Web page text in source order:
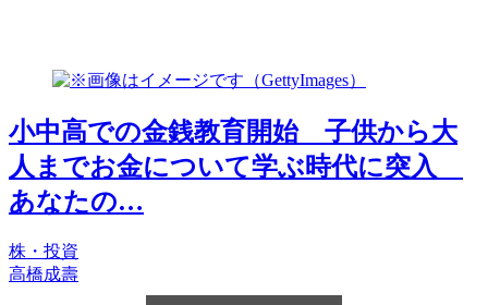
小中高での金銭教育開始 子供から大
人までお金について学ぶ時代に突入
あなたの…
株・投資
高橋成壽